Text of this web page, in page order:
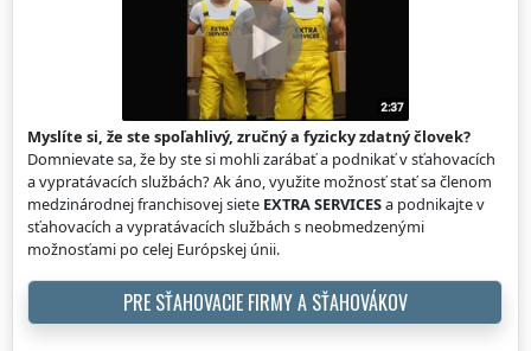
Myslíte si, že ste spoľahlivý, zručný a fyzicky zdatný človek?
Domnievate sa, že by ste si mohli zarábať a podnikať v sťahovacích
a vypratávacích službách? Ak áno, využite možnosť stať sa členom
medzinárodnej franchisovej siete EXTRA SERVICESa podnikajte v
sťahovacích a vypratávacích službách s neobmedzenými
možnosťami po celej Európskej únii.
PRE SŤAHOVACIE FIRMY A SŤAHOVÁKOV